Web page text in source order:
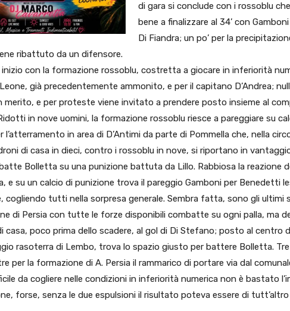
di gara si conclude con i rossoblu
bene a finalizzare al 34’ con
Di Fiandra; un po’ per la
ribattuto da un difensore.
inizio con la formazione rossoblu, costretta a giocare in inferiorità
già precedentemente ammonito, e per il capitano D’Andrea;
merito, e per proteste viene invitato a prendere posto insieme al
in nove uomini, la formazione rossoblu riesce a pareggiare su
l’atterramento in area di D’Antimi da parte di Pommella che, nella
di casa in dieci, contro i rossoblu in nove, si riportano in
Bolletta su una punizione battuta da Lillo. Rabbiosa la reazione
e su un calcio di punizione trova il pareggio Gamboni per Benedetti
cogliendo tutti nella sorpresa generale. Sembra fatta, sono gli ultimi
di Persia con tutte le forze disponibili combatte su ogni palla, ma
casa, poco prima dello scadere, al gol di Di Stefano; posto al centro
rasoterra di Lembo, trova lo spazio giusto per battere Bolletta.
per la formazione di A. Persia il rammarico di portare via dal
da cogliere nelle condizioni in inferiorità numerica non è bastato
forse, senza le due espulsioni il risultato poteva essere di tutt’altro